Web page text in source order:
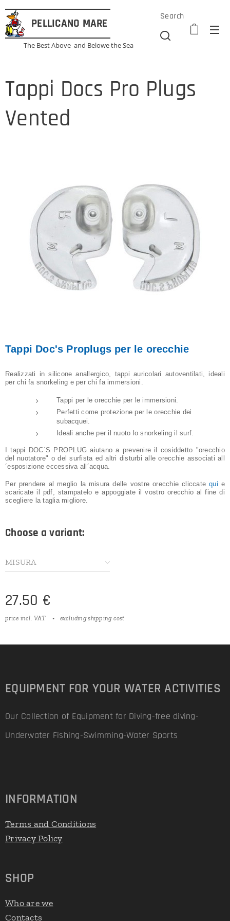
PELLICANO MARE
The Best Above and Belowe the Sea
Search
Tappi Docs Pro Plugs
Vented
Tappi Doc's Proplugs per le orecchie
Realizzati in silicone anallergico, tappi auricolari autoventilati, ideali
per chi fa snorkeling e per chi fa immersioni.
Tappi per le orecchie per le immersioni.
Perfetti come protezione per le orecchie dei
subacquei.
Ideali anche per il nuoto lo snorkeling il surf.
I tappi DOC´S PROPLUG aiutano a prevenire il cosiddetto "orecchio
del nuotatore" o del surfista ed altri disturbi alle orecchie associati all
´esposizione eccessiva all´acqua.
Per prendere al meglio la misura delle vostre orecchie cliccatequi e
scaricate il pdf, stampatelo e appoggiate il vostro orecchio al fine di
scegliere la taglia migliore.
Choose a variant:
MISURA
27.50 €
price incl. VAT excluding shipping cost
EQUIPMENT FOR YOUR WATER ACTIVITIES
Our Collection of Equipment for Diving-free diving-
Underwater Fishing-Swimming-Water Sports
INFORMATION
Terms and Conditions
Privacy Policy
SHOP
Who are we
Contacts